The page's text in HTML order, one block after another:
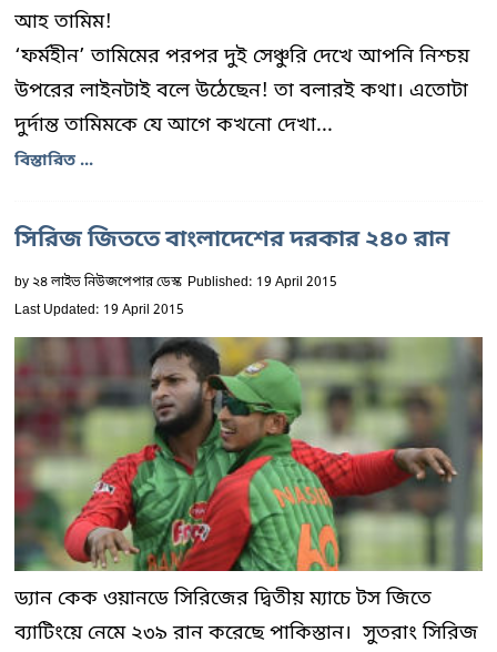
আহ তামিম!
‘ফর্মহীন’ তামিমের পরপর দুই সেঞ্চুরি দেখে আপনি নিশ্চয়
উপরের লাইনটাই বলে উঠেছেন! তা বলারই কথা। এতোটা
দুর্দান্ত তামিমকে যে আগে কখনো দেখা...
বিস্তারিত ...
সিরিজ জিততে বাংলাদেশের দরকার ২৪০ রান
by২৪ লাইভ নিউজপেপার ডেস্ক Published: 19 April 2015
Last Updated: 19 April 2015
ড্যান কেক ওয়ানডে সিরিজের দ্বিতীয় ম্যাচে টস জিতে
ব্যাটিংয়ে নেমে ২৩৯ রান করেছে পাকিস্তান। সুতরাং সিরিজ